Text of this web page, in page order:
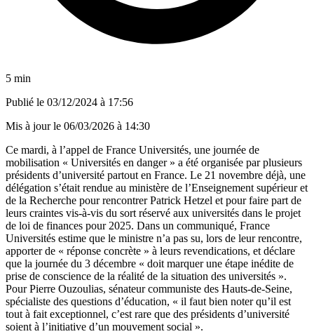
5 min
Publié le 03/12/2024 à 17:56
Mis à jour le 06/03/2026 à 14:30
Ce mardi, à l’appel de France Universités, une journée de
mobilisation « Universités en danger » a été organisée par plusieurs
présidents d’université partout en France. Le 21 novembre déjà, une
délégation s’était rendue au ministère de l’Enseignement supérieur et
de la Recherche pour rencontrer Patrick Hetzel et pour faire part de
leurs craintes vis-à-vis du sort réservé aux universités dans le projet
de loi de finances pour 2025. Dans un communiqué, France
Universités estime que le ministre n’a pas su, lors de leur rencontre,
apporter de « réponse concrète » à leurs revendications, et déclare
que la journée du 3 décembre « doit marquer une étape inédite de
prise de conscience de la réalité de la situation des universités ».
Pour Pierre Ouzoulias, sénateur communiste des Hauts-de-Seine,
spécialiste des questions d’éducation, « il faut bien noter qu’il est
tout à fait exceptionnel, c’est rare que des présidents d’université
soient à l’initiative d’un mouvement social ».